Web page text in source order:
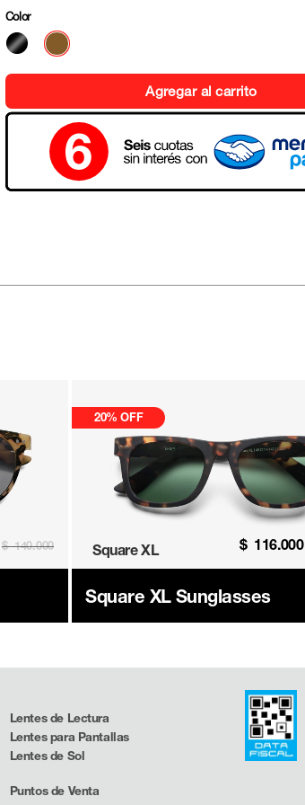
Color
Agregar al carrito
$ 140.000
20% OFF
Square XL $ 116.000
Square XL Sunglasses
Lentes de Lectura
Lentes para Pantallas
Lentes de Sol
Puntos de Venta